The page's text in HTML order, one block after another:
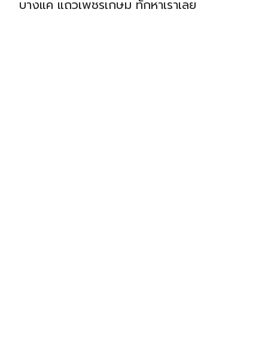
บางแค แถวเพชรเกษม ทักหาเราเลย